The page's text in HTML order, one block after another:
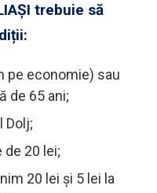
trebuie să
pe economie) sau
de 65 ani;
Dolj;
20 lei;
20 lei și 5 lei la